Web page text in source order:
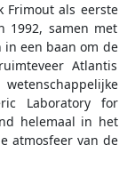
als eerste
1992, samen met
een baan om de
Atlantis
Laboratory for
helemaal in het
atmosfeer van de